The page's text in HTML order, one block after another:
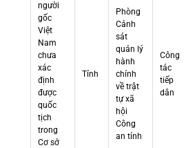
người
gốc
Việt
Nam
chưa
xác
định
được
quốc
tịch
trong
Cơ sở
Tỉnh
Phòng
Cảnh
sát
quản lý
hành
chính
về trật
tự xã
hội
Công
an tỉnh
Công
tác
tiếp
dân